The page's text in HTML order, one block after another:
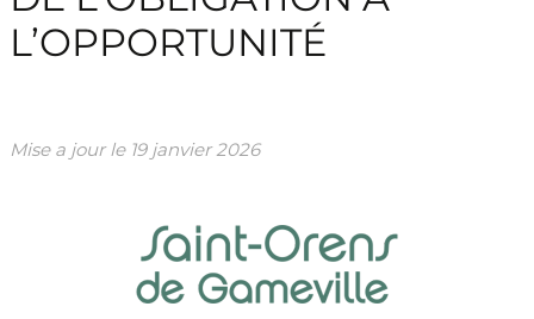
L’OPPORTUNITÉ
Mise a jour le 19 janvier 2026